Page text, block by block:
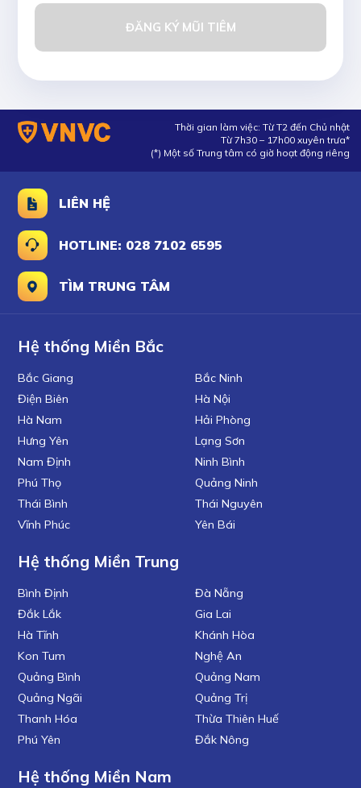
ĐĂNG KÝ MŨI TIÊM
Thời gian làm việc: Từ T2 đến Chủ nhật
Từ 7h30 – 17h00 xuyên trưa*
(*) Một số Trung tâm có giờ hoạt động riêng
LIÊN HỆ
HOTLINE: 028 7102 6595
TÌM TRUNG TÂM
Hệ thống Miền Bắc
Bắc Giang
Điện Biên
Hà Nam
Hưng Yên
Nam Định
Phú Thọ
Thái Bình
Vĩnh Phúc
Bắc Ninh
Hà Nội
Hải Phòng
Lạng Sơn
Ninh Bình
Quảng Ninh
Thái Nguyên
Yên Bái
Hệ thống Miền Trung
Bình Định
Đắk Lắk
Hà Tĩnh
Kon Tum
Quảng Bình
Quảng Ngãi
Thanh Hóa
Phú Yên
Đà Nẵng
Gia Lai
Khánh Hòa
Nghệ An
Quảng Nam
Quảng Trị
Thừa Thiên Huế
Đắk Nông
Hệ thống Miền Nam